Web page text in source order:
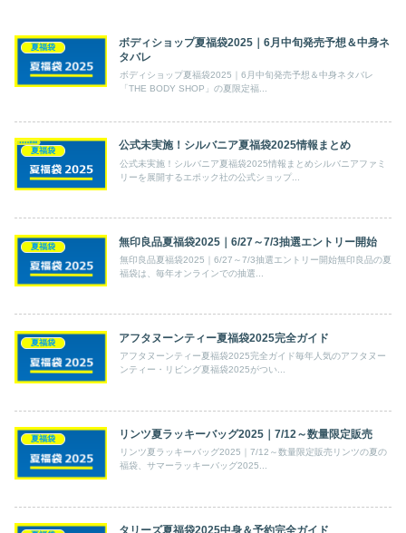
夏福袋
ボディショップ夏福袋2025｜6月中旬発売予想＆中身ネ
タバレ
ボディショップ夏福袋2025｜6月中旬発売予想＆中身ネタバレ
「THE BODY SHOP」の夏限定福...
夏福袋 公式未実施！シルバニア夏福袋2025情報まとめ
公式未実施！シルバニア夏福袋2025情報まとめシルバニアファミ
リーを展開するエポック社の公式ショップ...
夏福袋 無印良品夏福袋2025｜6/27～7/3抽選エントリー開始
無印良品夏福袋2025｜6/27～7/3抽選エントリー開始無印良品の夏
福袋は、毎年オンラインでの抽選...
夏福袋 アフタヌーンティー夏福袋2025完全ガイド
アフタヌーンティー夏福袋2025完全ガイド毎年人気のアフタヌー
ンティー・リビング夏福袋2025がつい...
夏福袋 リンツ夏ラッキーバッグ2025｜7/12～数量限定販売
リンツ夏ラッキーバッグ2025｜7/12～数量限定販売リンツの夏の
福袋、サマーラッキーバッグ2025...
タリーズ夏福袋2025中身＆予約完全ガイド